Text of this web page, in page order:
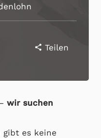
share Teilen
wir suchen
gibt es keine